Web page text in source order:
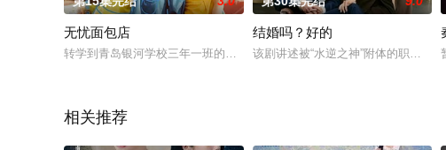
无忧面包店
转学到青岛银河学校三年一班的欧阳晟懿家里经营着一家面包店。店里的
结婚吗？好的
该剧讲述被“水逆之神”附体的职场萌
相关推荐